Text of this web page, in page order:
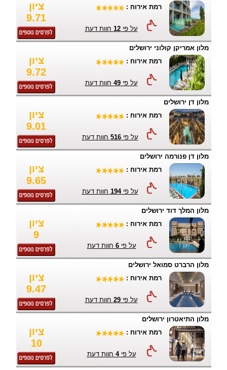
ציון
9.71
רמת אירוח :
על פי12 חוות דעת
מלון אמריקן קולוני ירושלים
ציון
9.72
רמת אירוח :
על פי49 חוות דעת
מלון דן ירושלים
ציון
9.01
רמת אירוח :
על פי516 חוות דעת
מלון דן פנורמה ירושלים
ציון
9.65
רמת אירוח :
על פי194 חוות דעת
מלון המלך דוד ירושלים
ציון
9
רמת אירוח :
על פי6 חוות דעת
מלון הרברט סמואל ירושלים
ציון
9.47
רמת אירוח :
על פי29 חוות דעת
מלון התיאטרון ירושלים
ציון
10
רמת אירוח :
על פי4 חוות דעת